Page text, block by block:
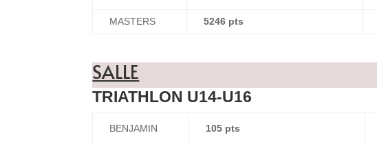
MASTERS 5246 pts
SALLE
TRIATHLON U14-U16
BENJAMIN 105 pts